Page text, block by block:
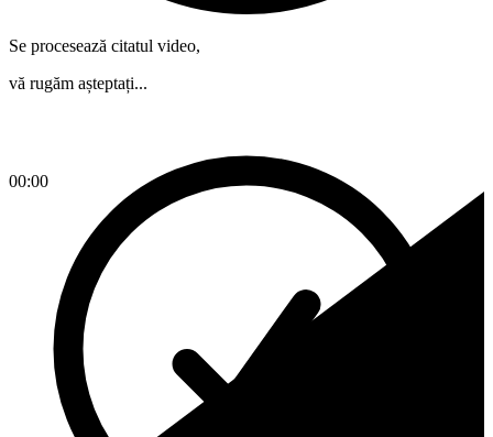
00:00
Se procesează citatul video,
vă rugăm așteptați...